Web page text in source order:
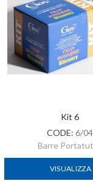
Kit 6
CODE: 6/04
Barre
VISUALIZZA